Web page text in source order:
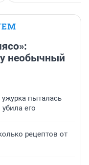
необычный
пыталась
его
рецептов от